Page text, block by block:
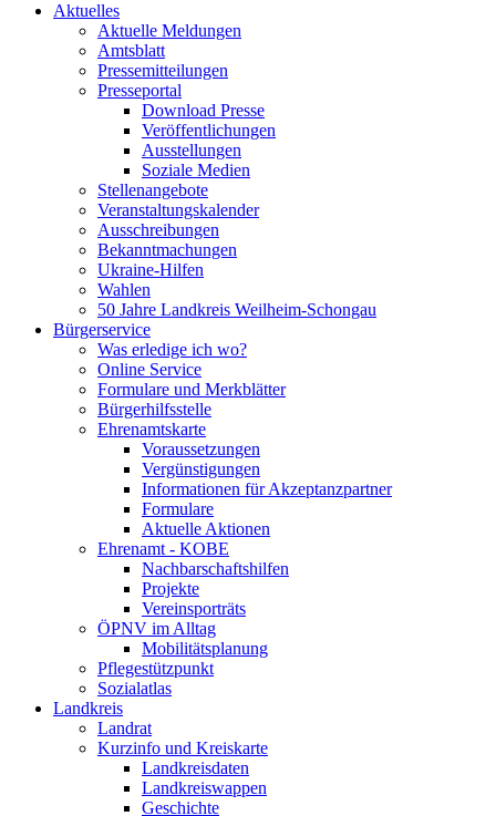
Aktuelles
Aktuelle Meldungen
Amtsblatt
Pressemitteilungen
Presseportal
Download Presse
Veröffentlichungen
Ausstellungen
Soziale Medien
Stellenangebote
Veranstaltungskalender
Ausschreibungen
Bekanntmachungen
Ukraine-Hilfen
Wahlen
50 Jahre Landkreis Weilheim-Schongau
Bürgerservice
Was erledige ich wo?
Online Service
Formulare und Merkblätter
Bürgerhilfsstelle
Ehrenamtskarte
Voraussetzungen
Vergünstigungen
Informationen für Akzeptanzpartner
Formulare
Aktuelle Aktionen
Ehrenamt - KOBE
Nachbarschaftshilfen
Projekte
Vereinsporträts
ÖPNV im Alltag
Mobilitätsplanung
Pflegestützpunkt
Sozialatlas
Landkreis
Landrat
Kurzinfo und Kreiskarte
Landkreisdaten
Landkreiswappen
Geschichte